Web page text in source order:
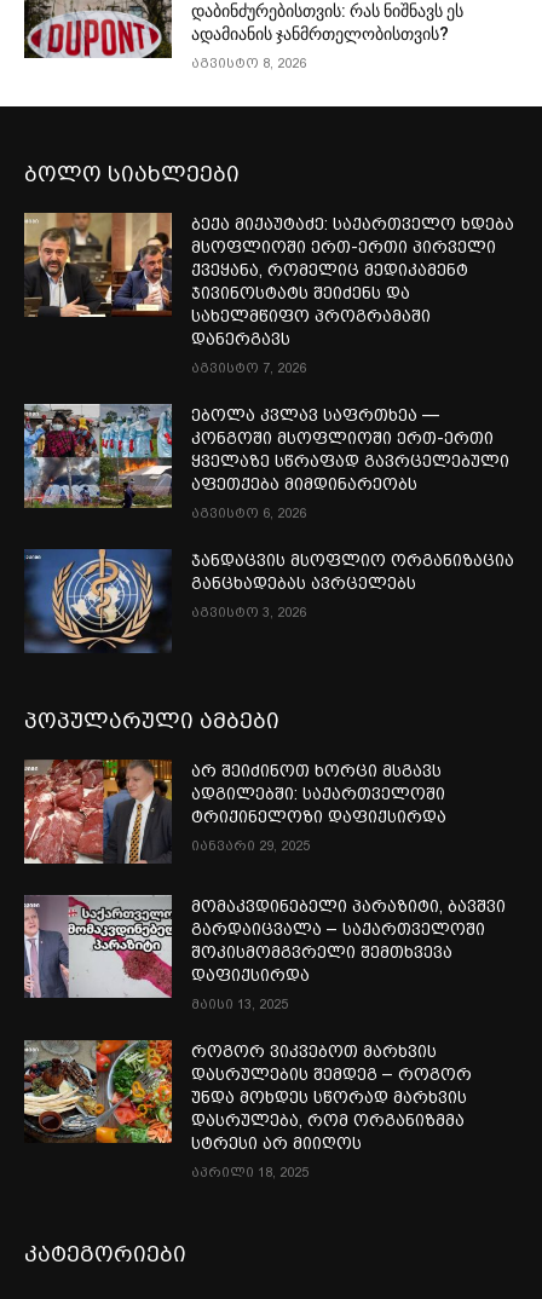
დაბინძურებისთვის: რას ნიშნავს ეს
ადამიანის ჯანმრთელობისთვის?
აგვისტო 8, 2026
ბოლო სიახლეები
ბექა მიქაუტაძე: საქართველო ხდება
მსოფლიოში ერთ-ერთი პირველი
ქვეყანა, რომელიც მედიკამენტ
ჯივინოსტატს შეიძენს და
სახელმწიფო პროგრამაში
დანერგავს
აგვისტო 7, 2026
ებოლა კვლავ საფრთხეა —
კონგოში მსოფლიოში ერთ-ერთი
ყველაზე სწრაფად გავრცელებული
აფეთქება მიმდინარეობს
აგვისტო 6, 2026
ჯანდაცვის მსოფლიო ორგანიზაცია
განცხადებას ავრცელებს
აგვისტო 3, 2026
პოპულარული ამბები
არ შეიძინოთ ხორცი მსგავს
ადგილებში: საქართველოში
ტრიქინელოზი დაფიქსირდა
იანვარი 29, 2025
მომაკვდინებელი პარაზიტი, ბავშვი
გარდაიცვალა – საქართველოში
შოკისმომგვრელი შემთხვევა
დაფიქსირდა
მაისი 13, 2025
როგორ ვიკვებოთ მარხვის
დასრულების შემდეგ – როგორ
უნდა მოხდეს სწორად მარხვის
დასრულება, რომ ორგანიზმმა
სტრესი არ მიიღოს
აპრილი 18, 2025
კატეგორიები